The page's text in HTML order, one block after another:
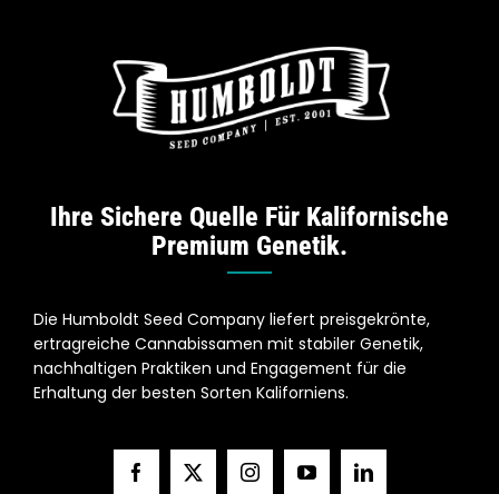
Ihre Sichere Quelle Für Kalifornische
Premium Genetik.
Die Humboldt Seed Company liefert preisgekrönte,
ertragreiche Cannabissamen mit stabiler Genetik,
nachhaltigen Praktiken und Engagement für die
Erhaltung der besten Sorten Kaliforniens.